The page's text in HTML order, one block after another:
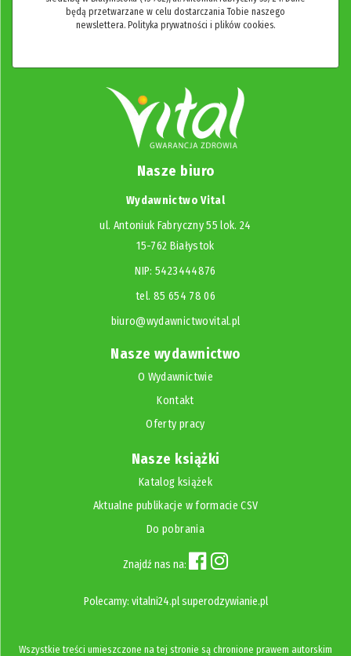
będą przetwarzane w celu dostarczania Tobie naszego
newslettera. Polityka prywatności i plików cookies.
Nasze biuro
Wydawnictwo Vital
ul. Antoniuk Fabryczny 55 lok. 24
15-762 Białystok
NIP: 5423444876
tel. 85 654 78 06
biuro@wydawnictwovital.pl
Nasze wydawnictwo
O Wydawnictwie
Kontakt
Oferty pracy
Nasze książki
Katalog książek
Aktualne publikacje w formacie CSV
Do pobrania
Znajdź nas na:
Polecamy: vitalni24.pl superodzywianie.pl
Wszystkie treści umieszczone na tej stronie są chronione prawem autorskim